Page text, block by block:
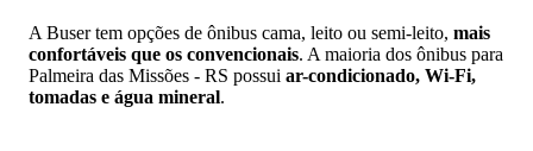
A Buser tem opções de ônibus cama, leito ou semi-leito, mais
confortáveis que os convencionais. A maioria dos ônibus para
Palmeira das Missões - RS possui ar-condicionado, Wi-Fi,
tomadas e água mineral.